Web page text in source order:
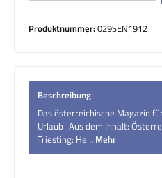
Produktnummer:029SEN1912
Beschreibung
Das österreichische Magazin
Urlaub Aus dem Inhalt:
Triesting: He… Mehr